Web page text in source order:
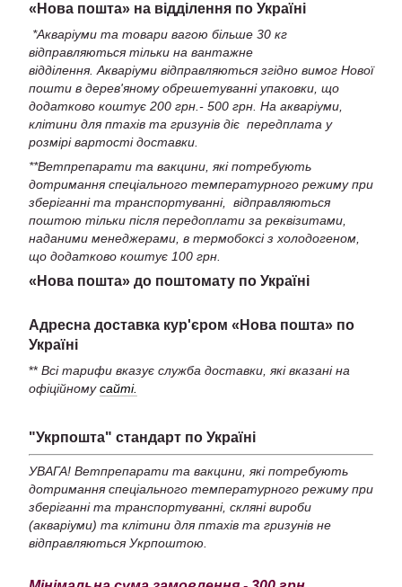
« Нова пошта» на відділення по Україні
*Акваріуми та товари вагою більше 30 кг
відправляються тільки на вантажне
відділення. Акваріуми відправляються згідно вимог Нової
пошти в дерев'яному обрешетуванні упаковки, що
додатково коштує 200 грн.- 500 грн. На акваріуми,
клітини для птахів та гризунів діє передплата у
розмірі вартості доставки.
**Ветпрепарати та вакцини, які потребують
дотримання спеціального температурного режиму при
зберіганні та транспортуванні, відправляються
поштою тільки після передоплати за реквізитами,
наданими менеджерами, в термобоксі з холодогеном,
що додатково коштує 100 грн.
«Нова пошта» до поштомату по Україні
Адресна доставка кур'єром «Нова пошта» по
Україні
** Всі тарифи вказує служба доставки, які вказані на
офіційномусайті.
"Укрпошта" стандарт по Україні
УВАГА! Ветпрепарати та вакцини, які потребують
дотримання спеціального температурного режиму при
зберіганні та транспортуванні, скляні вироби
(акваріуми) та клітини для птахів та гризунів не
відправляються Укрпоштою.